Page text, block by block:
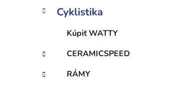
ý
n
l
ó
Cyklistika
Kúpiť WATTY
CERAMICSPEED
RÁMY